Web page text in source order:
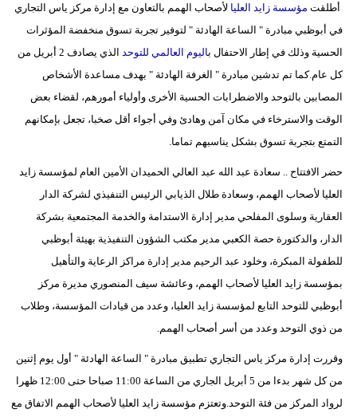
إسلامية
علوم
وتكنولوجيا
أبراج
فيديو
سيارات
أطلقت مؤسسة زايد العليا لأصحاب الهمم بالتعاون مع إدارة مركز ياس التجاري
في أبوظبي مبادرة " الساعة الهادئة " لتوفير تجربة تسوق منخفضة المؤثرات
الحسية وذلك في إطار الاحتفال باليوم العالمي للتوحد
الذي يصادف 2 أبريل من
كل عام.كما تم تدشين مبادرة " الغرفة الهادئة " بهدف مساعدة الأشخاص
المصابين بالتوحد والاضطرابات الحسية الأخرى وأولياء أمورهم، لقضاء بعض
الوقت والاسترخاء في مكان آمن وهادئ وفي أجواء أقل صخبا، تجعل بإمكانهم
التمتع بتجربة تسوق بشكل يناسبهم تماما.
حضر الافتتاح .. سعادة عبد الله عبد العالي الحميدان الأمين العام لمؤسسة زايد
العليا لأصحاب الهمم، وسعادة طلال الذيابي الرئيس التنفيذي لشركة الدار
العقارية وسلوى المفلحي مدير إدارة الاستدامة والخدمة المجتمعية بشركة
الدار، والدكتورة حصة الكعبي مدير مكتب الشؤون التنفيذية بهيئة أبوظبي
للطفولة المبكرة، وخلود عبد الرحيم مدير إدارة مراكز الرعاية والتأهيل
بمؤسسة زايد العليا لأصحاب الهمم، وعائشة سيف المنصوري مديرة مركز
أبوظبي للتوحد التابع لمؤسسة زايد العليا، وعدد من قيادات المؤسسة، وطلاب
من ذوي التوحد وعدد من أسر أصحاب الهمم.
وقررت إدارة مركز ياس التجاري تطبيق مبادرة " الساعة الهادئة " أول يوم إثنين
من كل شهر بدءا من 5 أبريل الجاري من الساعة 11:00 صباحا حتى 12:00 ظهرا
لرواد المركز من فئة التوحد.وتعتزم مؤسسة زايد العليا لأصحاب الهمم الاتفاق مع